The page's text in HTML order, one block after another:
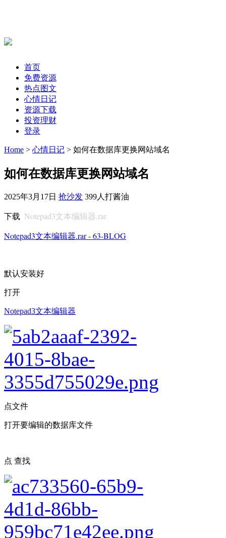
首页
免费资源
热点图文
心情日记
资源下载
投资理财
登录
Home > 心情日记 > 如何在数据库更换网站域名
如何在数据库更换网站域名
2025年3月17日 抢沙发 399人打酱油
下载 Notepad3文本编辑器.rar
Notepad3文本编辑器.rar - 63-BLOG
默认安装好
打开
Notepad3文本编辑器
点文件
打开要编辑的数据库文件
点 查找